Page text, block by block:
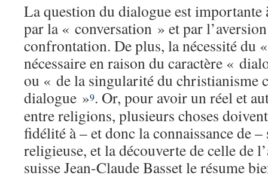
La question du dialogue est importante
par la « conversation » et par
confrontation. De plus, la nécessité du
nécessaire en raison du caractère «
ou « de la singularité du christianisme
dialogue »9. Or, pour avoir un réel et
entre religions, plusieurs choses
fidélité à – et donc la connaissance de
religieuse, et la découverte de celle de
suisse Jean-Claude Basset le résume